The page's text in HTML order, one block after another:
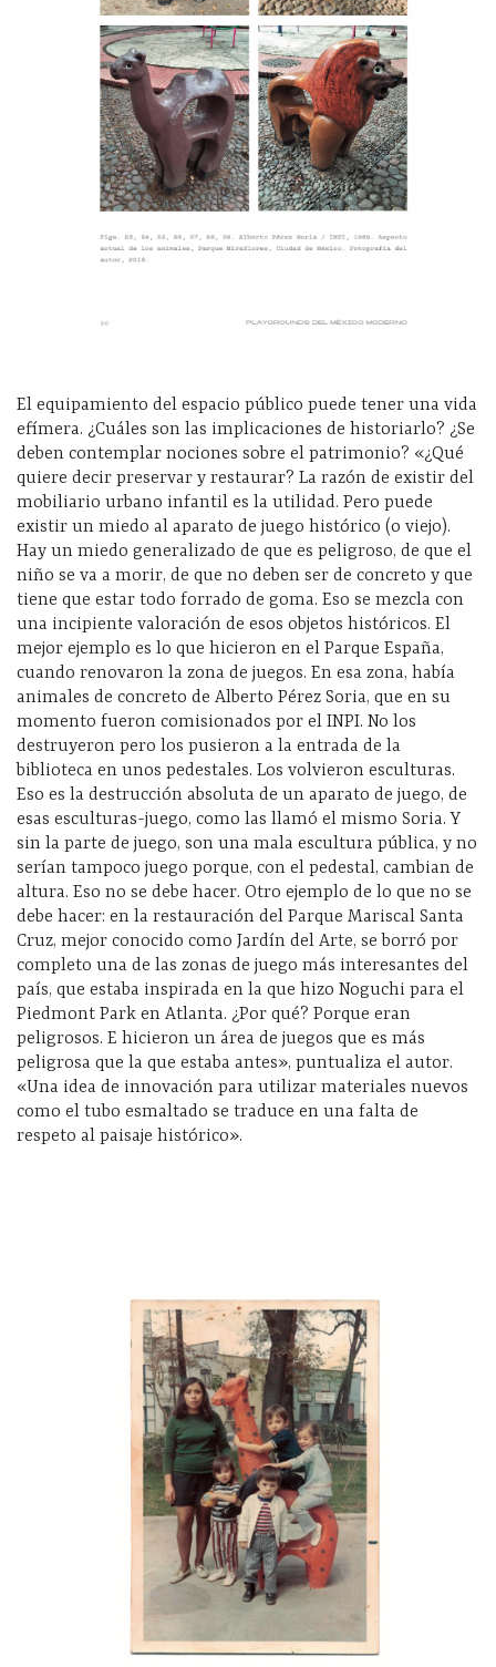
El equipamiento del espacio público puede tener una vida
efímera. ¿Cuáles son las implicaciones de historiarlo? ¿Se
deben contemplar nociones sobre el patrimonio? «¿Qué
quiere decir preservar y restaurar? La razón de existir del
mobiliario urbano infantil es la utilidad. Pero puede
existir un miedo al aparato de juego histórico (o viejo).
Hay un miedo generalizado de que es peligroso, de que el
niño se va a morir, de que no deben ser de concreto y que
tiene que estar todo forrado de goma. Eso se mezcla con
una incipiente valoración de esos objetos históricos. El
mejor ejemplo es lo que hicieron en el Parque España,
cuando renovaron la zona de juegos. En esa zona, había
animales de concreto de Alberto Pérez Soria, que en su
momento fueron comisionados por el INPI. No los
destruyeron pero los pusieron a la entrada de la
biblioteca en unos pedestales. Los volvieron esculturas.
Eso es la destrucción absoluta de un aparato de juego, de
esas esculturas-juego, como las llamó el mismo Soria. Y
sin la parte de juego, son una mala escultura pública, y no
serían tampoco juego porque, con el pedestal, cambian de
altura. Eso no se debe hacer. Otro ejemplo de lo que no se
debe hacer: en la restauración del Parque Mariscal Santa
Cruz, mejor conocido como Jardín del Arte, se borró por
completo una de las zonas de juego más interesantes del
país, que estaba inspirada en la que hizo Noguchi para el
Piedmont Park en Atlanta. ¿Por qué? Porque eran
peligrosos. E hicieron un área de juegos que es más
peligrosa que la que estaba antes», puntualiza el autor.
«Una idea de innovación para utilizar materiales nuevos
como el tubo esmaltado se traduce en una falta de
respeto al paisaje histórico».